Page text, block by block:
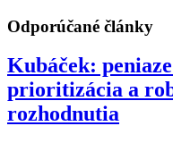
Odporúčané články
Kubáček:
prioritizácia a
rozhodnutia